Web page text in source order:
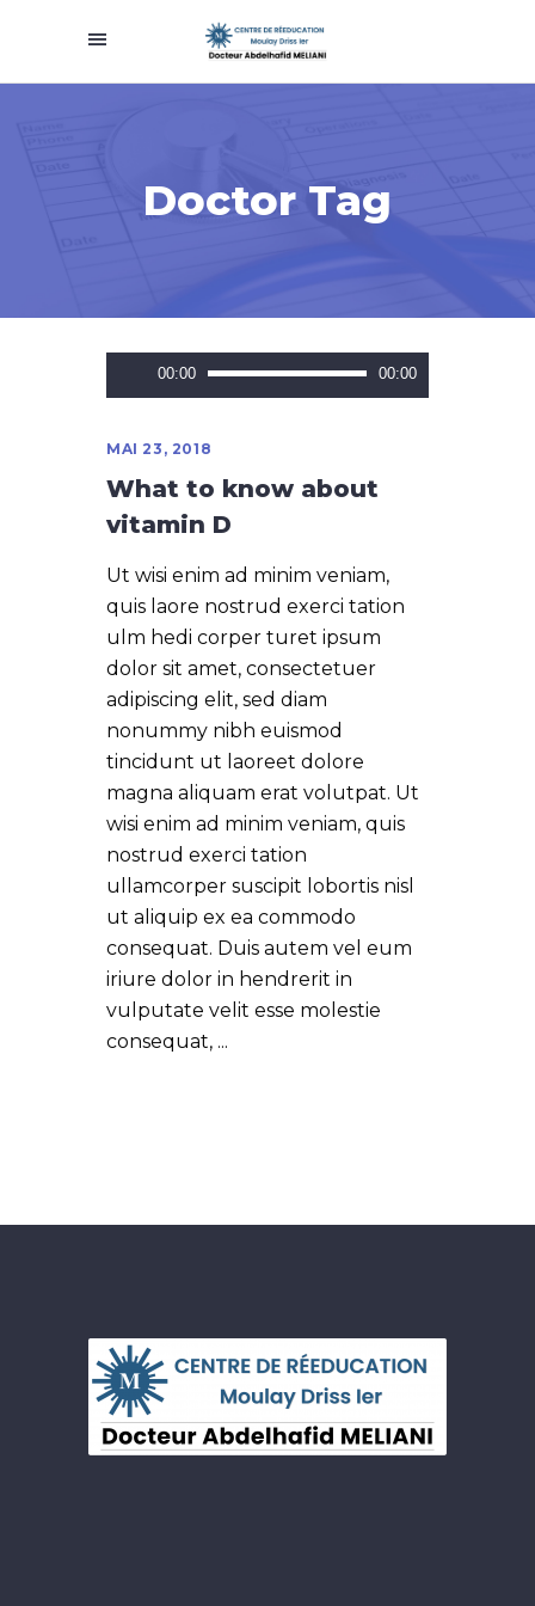
Doctor Tag
Lecteur
audio
00:00 00:00
MAI 23, 2018
What to know about
vitamin D
Ut wisi enim ad minim veniam,
quis laore nostrud exerci tation
ulm hedi corper turet ipsum
dolor sit amet, consectetuer
adipiscing elit, sed diam
nonummy nibh euismod
tincidunt ut laoreet dolore
magna aliquam erat volutpat. Ut
wisi enim ad minim veniam, quis
nostrud exerci tation
ullamcorper suscipit lobortis nisl
ut aliquip ex ea commodo
consequat. Duis autem vel eum
iriure dolor in hendrerit in
vulputate velit esse molestie
consequat,